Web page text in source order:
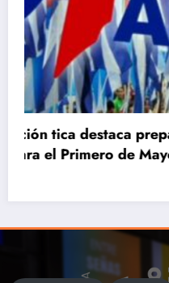
Primero de Mayo
defiende